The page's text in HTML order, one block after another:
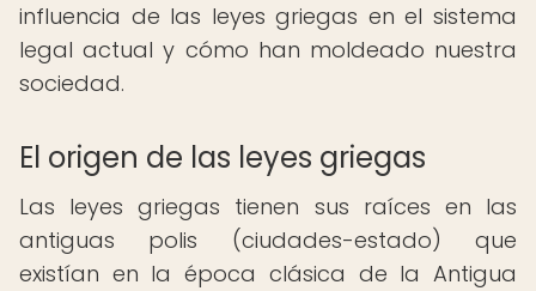
influencia de las leyes griegas en el sistema
legal actual y cómo han moldeado nuestra
sociedad.
El origen de las leyes griegas
Las leyes griegas tienen sus raíces en las
antiguas polis (ciudades-estado) que
existían en la época clásica de la Antigua